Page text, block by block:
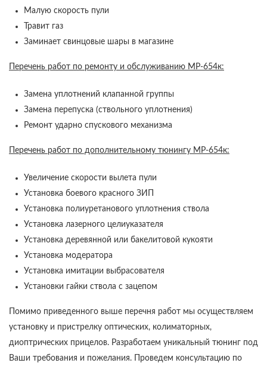
Малую скорость пули
Травит газ
Заминает свинцовые шары в магазине
Перечень работ по ремонту и обслуживанию МР-654к:
Замена уплотнений клапанной группы
Замена перепуска (ствольного уплотнения)
Ремонт ударно спускового механизма
Перечень работ по дополнительному тюнингу МР-654к:
Увеличение скорости вылета пули
Установка боевого красного ЗИП
Установка полиуретанового уплотнения ствола
Установка лазерного целиуказателя
Установка деревянной или бакелитовой кукояти
Установка модератора
Установка имитации выбрасователя
Установки гайки ствола с зацепом
Помимо приведенного выше перечня работ мы осуществляем
установку и пристрелку оптических, колиматорных,
диоптрических прицелов. Разработаем уникальный тюнинг под
Ваши требования и пожелания. Проведем консультацию по